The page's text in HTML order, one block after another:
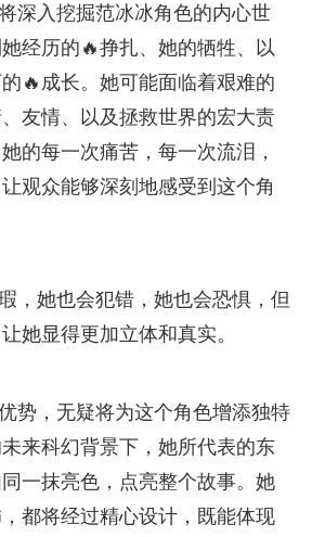
深入挖掘范冰冰角色的内心世
经历的🔥挣扎、她的牺牲、以
🔥成长。她可能面临着艰难的
友情、以及拯救世界的宏大责
的每一次痛苦，每一次流泪，
观众能够深刻地感受到这个角
，她也会犯错，她也会恐惧，但
她显得更加立体和真实。
势，无疑将为这个角色增添独特
来科幻背景下，她所代表的东
一抹亮色，点亮整个故事。她
都将经过精心设计，既能体现